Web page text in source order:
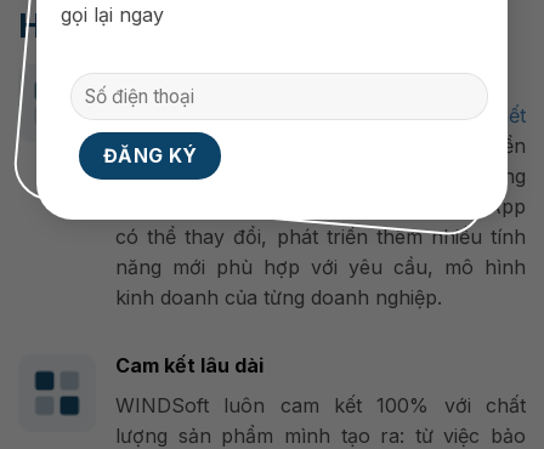
gọi lại ngay
Hợp tác cùng WINDSoft
Tạo điểm khác biệt
WINDSoftlà nhà phát triển ứng dụng, thiết
kế app mobile
chuyên nghiệp, phát triển
Source Code mở linh hoạt trong việc nâng
cấp. Vì vậy tính năng và giao diện tập App
có thể thay đổi, phát triển thêm nhiều tính
năng mới phù hợp với yêu cầu, mô hình
kinh doanh của từng doanh nghiệp.
Cam kết lâu dài
WINDSoft luôn cam kết 100% với chất
lượng sản phẩm mình tạo ra: từ việc bảo